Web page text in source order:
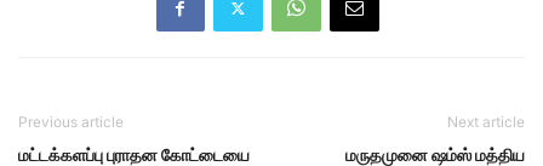
Previous article
மட்டக்களப்பு புராதன கோட்டையை
Next article
மருதமுனை ஷம்ஸ் மத்திய